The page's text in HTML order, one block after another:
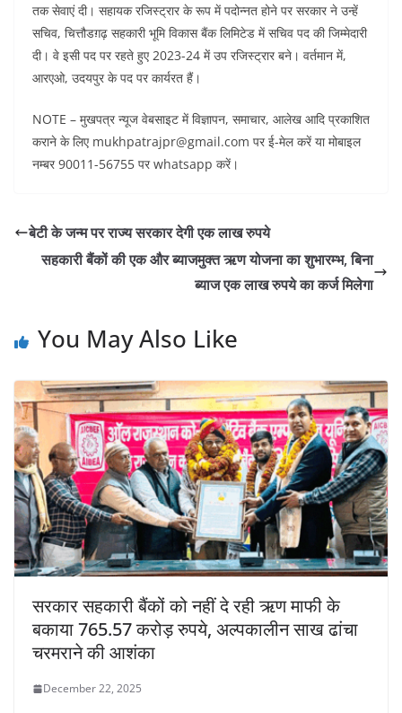
तक सेवाएं दी। सहायक रजिस्ट्रार के रूप में पदोन्नत होने पर सरकार ने उन्हें
सचिव, चित्तौडग़ढ़ सहकारी भूमि विकास बैंक लिमिटेड में सचिव पद की जिम्मेदारी
दी। वे इसी पद पर रहते हुए 2023-24 में उप रजिस्ट्रार बने। वर्तमान में,
आरएओ, उदयपुर के पद पर कार्यरत हैं।
NOTE – मुखपत्र न्यूज वेबसाइट में विज्ञापन, समाचार, आलेख आदि प्रकाशित
कराने के लिए mukhpatrajpr@gmail.com पर ई-मेल करें या मोबाइल
नम्बर 90011-56755 पर whatsapp करें।
बेटी के जन्म पर राज्य सरकार देगी एक लाख रुपये
सहकारी बैंकों की एक और ब्याजमुक्त ऋण योजना का शुभारम्भ, बिना
ब्याज एक लाख रुपये का कर्ज मिलेगा
You May Also Like
सरकार सहकारी बैंकों को नहीं दे रही ऋण माफी के
बकाया 765.57 करोड़ रुपये, अल्पकालीन साख ढांचा
चरमराने की आशंका
December 22, 2025